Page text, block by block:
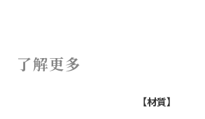
了解更多
【材質】